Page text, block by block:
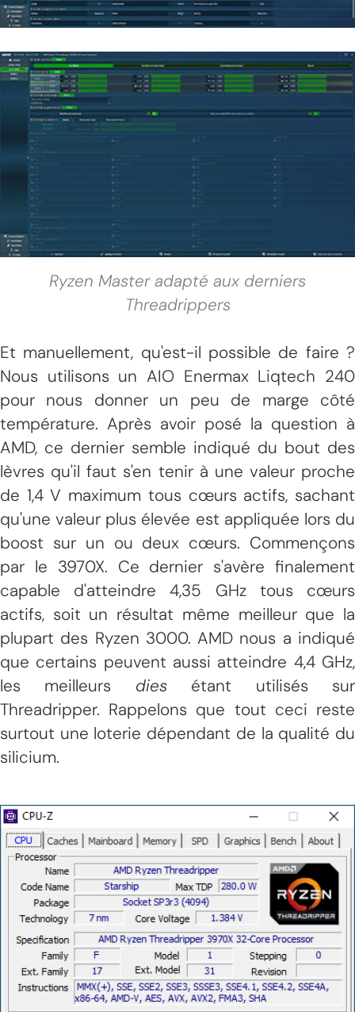
Ryzen Master adapté aux derniers
Threadrippers
Et manuellement, qu'est-il possible de faire ?
Nous utilisons un AIO Enermax Liqtech 240
pour nous donner un peu de marge côté
température. Après avoir posé la question à
AMD, ce dernier semble indiqué du bout des
lèvres qu'il faut s'en tenir à une valeur proche
de 1,4 V maximum tous cœurs actifs, sachant
qu'une valeur plus élevée est appliquée lors du
boost sur un ou deux cœurs. Commençons
par le 3970X. Ce dernier s'avère finalement
capable d'atteindre 4,35 GHz tous cœurs
actifs, soit un résultat même meilleur que la
plupart des Ryzen 3000. AMD nous a indiqué
que certains peuvent aussi atteindre 4,4 GHz,
les meilleurs diesétant utilisés sur
Threadripper. Rappelons que tout ceci reste
surtout une loterie dépendant de la qualité du
silicium.